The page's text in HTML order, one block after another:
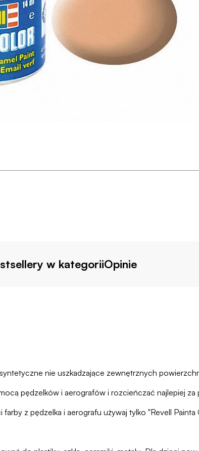
w kategoriiOpinie
nie uszkadzające zewnętrznych
pędzelków i aerografów i rozcieńczać najlepiej
z pędzelka i aerografu używaj tylko "Revell Painta